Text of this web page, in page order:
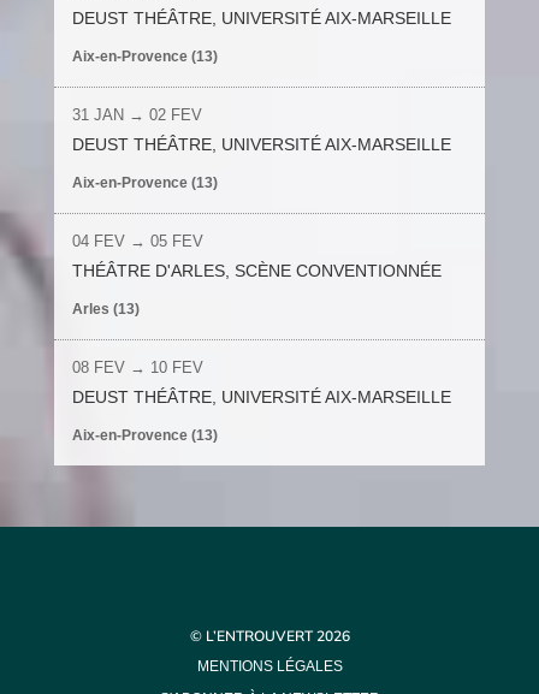
DEUST THÉÂTRE, UNIVERSITÉ AIX-MARSEILLE
Aix-en-Provence (13)
31 JAN → 02 FEV
DEUST THÉÂTRE, UNIVERSITÉ AIX-MARSEILLE
Aix-en-Provence (13)
04 FEV→ 05 FEV
THÉÂTRE D'ARLES, SCÈNE CONVENTIONNÉE
Arles (13)
08 FEV→ 10 FEV
DEUST THÉÂTRE, UNIVERSITÉ AIX-MARSEILLE
Aix-en-Provence (13)
© L’ENTROUVERT 2026
MENTIONS LÉGALES